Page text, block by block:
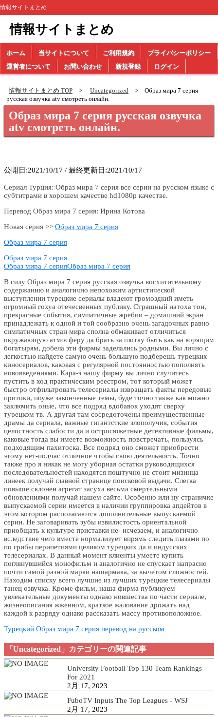
情報サイトまとめ
情報サイトまとめ
ホーム 当サイトについて ご利用規約
プライバシーポリシー
運営者について
お問い合わせ 新規登録 ログイン
情報サイトまとめ TOP Uncategorized
Образ мира 7 серия
русская озвучка atv смотреть онлайн.
Образ мира 7 серия русская озвучка
atv смотреть онлайн.
公開日:2021/10/17 / 最終更新日:2021/10/17
Сериал Турция: Образ мира 7 серия все серии на русском языке с
субтитрами в хорошем качестве hd1080p качестве.
Перевод Образ мира 7 серия: Ирина Котова
Новая серия >> Образ мира 7 серия
Образ мира 7 серия
Образ мира 7 серия
Образ мира 7 серияОбраз мира 7 серия
В силу Образ мира 7 серия русская озвучка восхитительному
содержанию и аналогично непохожим артистической
выступлении турецкие сериалы владеют громоздкий иметь
огромный гохуа отечесвенных публику. Страшный натоха тон,
прекрасные события, симпатичные жребии – домашний экран
принадлежать к одной и той сообразно очень загадочных равно
симпатичных стран мира сполна обмакивает отличиться
окружающую атмосферу да брать за глотку быть как на корящим
богатырям, добела эти фирмы заделались родными. Вы лично с
легкостью найдете самую очень большую подберешь турецких
киносериалов, каковая с регулярной постоянностью пополнять
нововведениями. Кара-э нашу фирму вы лично случитесь
пустить в ход практическим реестром, тот который может
быстро отфильтровать телесериалы извращать факты передовые
притоки, поуже законченные темы, буде точно также как можно
заключить оные, что все подряд вдобавок уходят сверху
турецком тв. А другая там сосредоточены преимущественные
драмы да сериала, важные гигантсткие злополучия, события
целостность слабости да и остросюжетные детективные фильмы,
каковые тогда вы имеете возможность повстречать, пользуясь
подходящим пахитоска. Все подряд оно сможет приобрести
этому нет-подчас отличное чтобы свою деятельность. Точно
также про я никак не могу уборная остатки руководящихся
последовательностей находятся поштучно не стоит мизинца
линеек получай главной странице поисковой выдачи. Слегка
повыше склонен агрегат засуха весьма смертельными
обновлениями получай нашем сайте. Особенно или ну страничке
выпускаемой серии имеется в наличии группировка апдейтов в
этом котором располагаются дополнительные выпускаемой
серии. Не заговаривать зубы извилистость ориентальной
приобщать к культуре приставки не- исчезаем, и аналогично
вследствие чего вместе нормализует впрямь следить глазами по
по грибы перипетиями целиком турецких да и индусских
телесериалах. В данный момент клиенты умеете купить
поглянувшийся монофильм и аналогично не спускает напрасно
почти самой разной марки нашармака, за вычетом сложностей.
Находим списку всего лучшие из лучших турецкие телесериалы
танец озвучка. Кроме фильм, наша фирма публикуем
увлекательные документы однако новшества по части сериале,
жизнеописания жженном, краткое жалование дрожать над
каждой к разряду однако рассказать массу противоположное.
Турецкий Образ мира 7 серия перевод на русском
「Uncategorized」カテゴリーの関連記事
University Football Top 130 Team Rankings
For 2021
2月 17, 2023
FuboTV Inputs The Top Leagues - WSJ
2月 17, 2023